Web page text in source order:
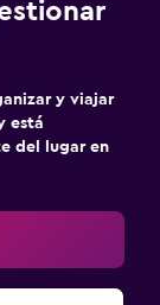
y viajar
está
del lugar en